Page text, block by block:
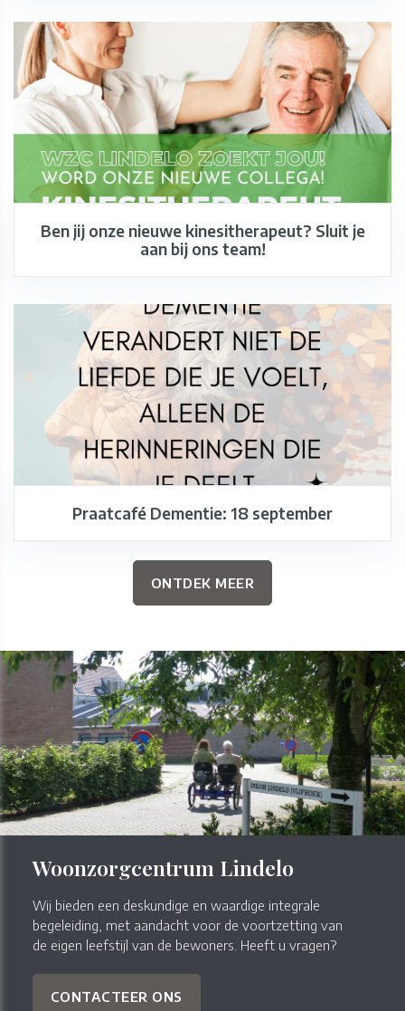
Ben jij onze nieuwe kinesitherapeut? Sluit je
aan bij ons team!
Praatcafé Dementie: 18 september
ONTDEK MEER
Woonzorgcentrum Lindelo
Wij bieden een deskundige en waardige integrale
begeleiding, met aandacht voor de voortzetting van
de eigen leefstijl van de bewoners. Heeft u vragen?
CONTACTEER ONS